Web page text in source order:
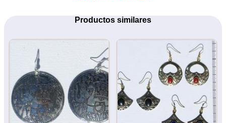
Productos similares